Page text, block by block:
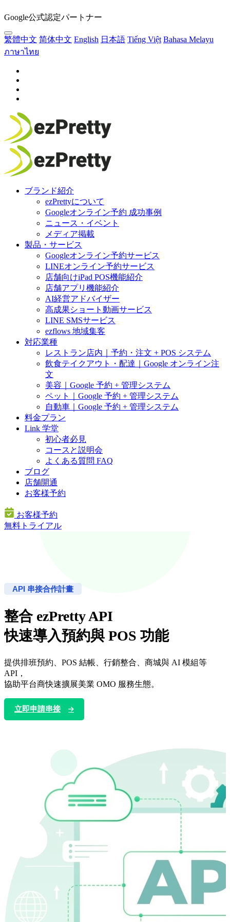
Google公式認定パートナー
繁體中文 简体中文 English 日本語 Tiếng Việt Bahasa Melayu
ภาษาไทย
ブランド紹介
ezPrettyについて
Googleオンライン予約 成功事例
ニュース・イベント
メディア掲載
製品・サービス
Googleオンライン予約サービス
LINEオンライン予約サービス
店舗向けiPad POS機能紹介
店舗アプリ機能紹介
AI経営アドバイザー
高成果ショート動画サービス
LINE SMSサービス
ezflows 地域集客
対応業種
レストラン店内｜予約・注文 + POS システム
飲食テイクアウト・配達｜Google オンライン注
文
美容｜Google 予約 + 管理システム
ペット｜Google 予約 + 管理システム
自動車｜Google 予約 + 管理システム
料金プラン
Link 学堂
初心者必見
コースと説明会
よくある質問 FAQ
ブログ
店舗開通
お客様予約
お客様予約
無料トライアル
API 串接合作計畫
整合 ezPretty API
快速導入預約與 POS 功能
提供排班預約、POS 結帳、行銷整合、商城與 AI 模組等
API，
協助平台商快速擴展美業 OMO 服務生態。
立即申請串接